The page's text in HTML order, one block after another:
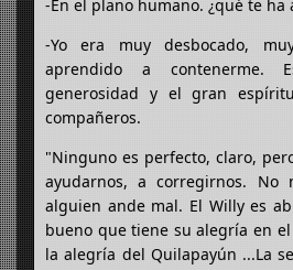
-En el plano humano. ¿qué te
-Yo era muy desbocado,
aprendido a contenerme.
generosidad y el gran
compañeros.
"Ninguno es perfecto, claro,
ayudarnos, a corregirnos. No
alguien ande mal. El Willy es
bueno que tiene su alegría en
la alegría del Quilapayún ...La